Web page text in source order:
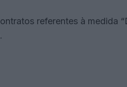
referentes à medida